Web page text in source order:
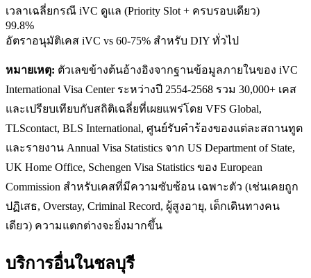
เวลาเฉลี่ยกรณี iVC ดูแล (Priority Slot + ครบรอบเดียว)
99.8%
อัตราอนุมัติเคส iVC vs 60-75% สำหรับ DIY ทั่วไป
หมายเหตุ: ตัวเลขข้างต้นอ้างอิงจากฐานข้อมูลภายในของ iVC
International Visa Center ระหว่างปี 2554-2568 รวม 30,000+ เคส
และเปรียบเทียบกับสถิติเฉลี่ยที่เผยแพร่โดย VFS Global,
TLScontact, BLS International, ศูนย์รับคำร้องของแต่ละสถานทูต
และรายงาน Annual Visa Statistics จาก US Department of State,
UK Home Office, Schengen Visa Statistics ของ European
Commission สำหรับเคสที่มีความซับซ้อน เฉพาะตัว (เช่นเคยถูก
ปฏิเสธ, Overstay, Criminal Record, ผู้สูงอายุ, เด็กเดินทางคน
เดียว) ความแตกต่างจะยิ่งมากขึ้น
บริการอื่นในชลบุรี